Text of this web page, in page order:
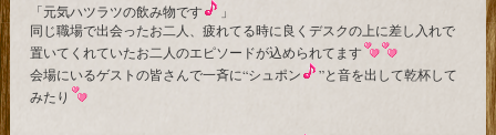
「元気ハツラツの飲み物です
」
同じ職場で出会ったお二人、疲れてる時に良くデスクの上に差し入れで
置いてくれていたお二人のエピソードが込められてます
会場にいるゲストの皆さんで一斉に“シュポン
”と音を出して乾杯して
みたり